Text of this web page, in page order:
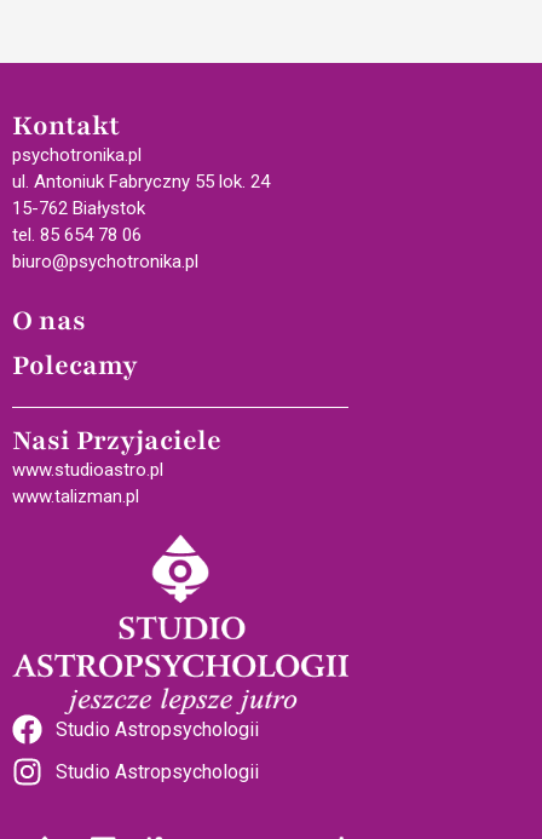
Kontakt
psychotronika.pl
ul. Antoniuk Fabryczny 55 lok. 24
15-762 Białystok
tel. 85 654 78 06
biuro@psychotronika.pl
O nas
Polecamy
Nasi Przyjaciele
www.studioastro.pl
www.talizman.pl
Studio Astropsychologii
Studio Astropsychologii